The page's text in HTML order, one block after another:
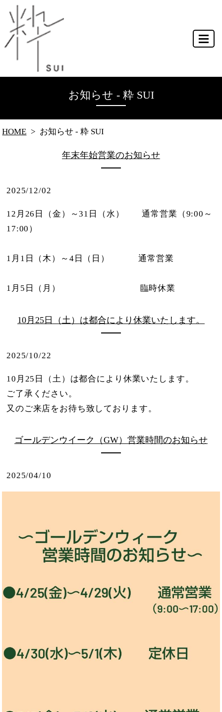
お知らせ - 粋 SUI
HOME お知らせ - 粋 SUI
年末年始営業のお知らせ
2025/12/02
12月26日（金）～31日（水） 通常営業（9:00～
17:00）
1月1日（木）～4日（日） 通常営業
1月5日（月） 臨時休業
10月25日（土）は都合により休業いたします。
2025/10/22
10月25日（土）は都合により休業いたします。
ご了承ください。
又のご来店をお待ち致しております。
ゴールデンウイーク（GW）営業時間のお知らせ
2025/04/10